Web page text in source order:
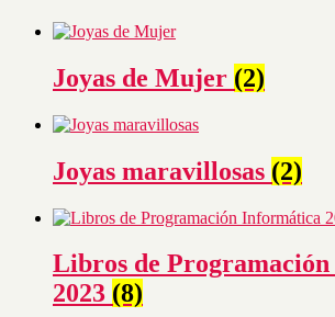
Joyas de Mujer (2)
Joyas maravillosas (2)
Libros de
2023 (8)